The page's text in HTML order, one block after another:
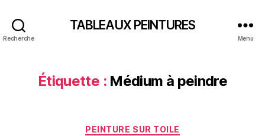
Recherche
TABLEAUX PEINTURES
Menu
Étiquette : Médium à peindre
Catégories
PEINTURE SUR TOILE